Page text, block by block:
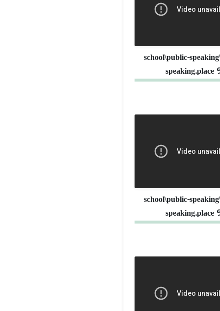
school\public-
speaking.place
school\public-
speaking.place